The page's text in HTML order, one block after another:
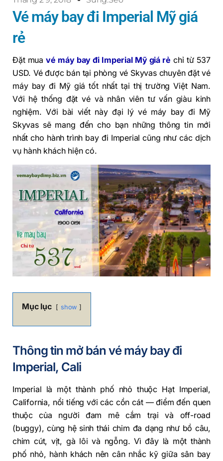
Vé máy bay đi Imperial Mỹ giá
rẻ
Đặt muavé máy bay đi Imperial Mỹ giá rẻ chỉ từ 537
USD. Vé được bán tại phòng vé Skyvas chuyên đặt vé
máy bay đi Mỹ giá tốt nhất tại thị trường Việt Nam.
Với hệ thống đặt vé và nhân viên tư vấn giàu kinh
nghiệm. Với bài viết này đại lý vé máy bay đi Mỹ
Skyvas sẽ mang đến cho bạn những thông tin mới
nhất cho hành trình bay đi Imperial cũng như các dịch
vụ hành khách hiện có.
Mục lục show
Thông tin mở bán vé máy bay đi
Imperial, Cali
Imperial là một thành phố nhỏ thuộc Hạt Imperial,
California, nổi tiếng với các cồn cát — điểm đến quen
thuộc của người đam mê cắm trại và off-road
(buggy), cùng hệ sinh thái chim đa dạng như bồ câu,
chim cút, vịt, gà lôi và ngỗng. Vì đây là một thành
phố nhỏ, hành khách nên cân nhắc kỹ giữa sân bay